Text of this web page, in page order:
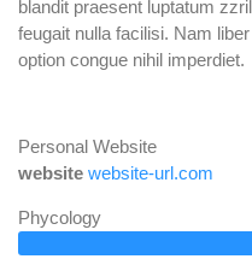
blandit praesent luptatum
feugait nulla facilisi. Nam
option congue nihil imperdiet.
Personal Website
website website-url.com
Phycology